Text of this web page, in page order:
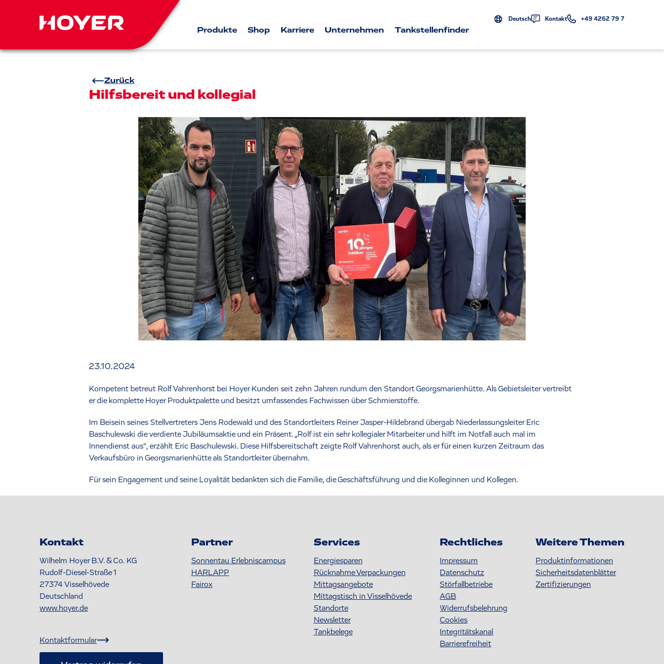
Deutsch Kontakt +49 4262 79 7
Produkte Shop Karriere Unternehmen Tankstellenfinder
Zurück
Hilfsbereit und kollegial
23.10.2024
Kompetent betreut Rolf Vahrenhorst bei Hoyer Kunden seit zehn Jahren rundum den Standort Georgsmarienhütte. Als Gebietsleiter vertreibt
er die komplette Hoyer Produktpalette und besitzt umfassendes Fachwissen über Schmierstoffe.
Im Beisein seines Stellvertreters Jens Rodewald und des Standortleiters Reiner Jasper-Hildebrand übergab Niederlassungsleiter Eric
Baschulewski die verdiente Jubiläumsaktie und ein Präsent. „Rolf ist ein sehr kollegialer Mitarbeiter und hilft im Notfall auch mal im
Innendienst aus“, erzählt Eric Baschulewski. Diese Hilfsbereitschaft zeigte Rolf Vahrenhorst auch, als er für einen kurzen Zeitraum das
Verkaufsbüro in Georgsmarienhütte als Standortleiter übernahm.
Für sein Engagement und seine Loyalität bedankten sich die Familie, die Geschäftsführung und die Kolleginnen und Kollegen.
Kontakt
Wilhelm Hoyer B.V. & Co. KG
Rudolf-Diesel-Straße 1
27374Visselhövede
Deutschland
www.hoyer.de
Kontaktformular
Partner
Sonnentau Erlebniscampus
HARLAPP
Fairox
Services
Energiesparen
Rücknahme Verpackungen
Mittagsangebote
Mittagstisch in Visselhövede
Standorte
Newsletter
Tankbelege
Rechtliches
Impressum
Datenschutz
Störfallbetriebe
AGB
Widerrufsbelehrung
Cookies
Integritätskanal
Barrierefreiheit
Weitere Themen
Produktinformationen
S icherheitsdatenblätter
Zertifizierungen